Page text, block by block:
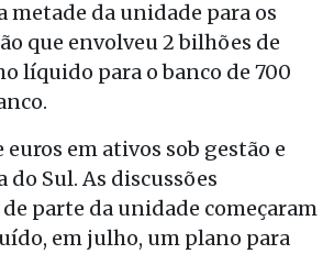
metade da unidade para os
que envolveu 2 bilhões de
líquido para o banco de 700
em ativos sob gestão e
Sul. As discussões
parte da unidade começaram
em julho, um plano para